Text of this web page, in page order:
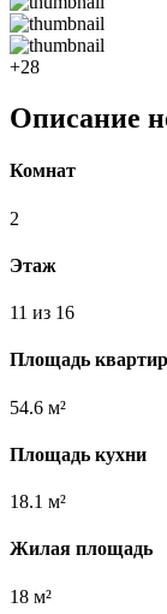
+28
Описание
Комнат
2
Этаж
11 из 16
Площадь
54.6 м²
Площадь кухни
18.1 м²
Жилая площадь
18 м²